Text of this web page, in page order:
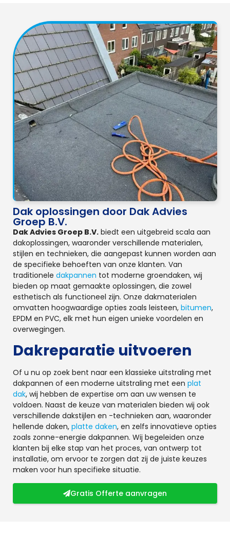
Dak oplossingen door Dak Advies
Groep B.V.
Dak Advies Groep B.V. biedt een uitgebreid scala aan
dakoplossingen, waaronder verschillende materialen,
stijlen en technieken, die aangepast kunnen worden aan
de specifieke behoeften van onze klanten. Van
traditionele dakpannen tot moderne groendaken, wij
bieden op maat gemaakte oplossingen, die zowel
esthetisch als functioneel zijn. Onze dakmaterialen
omvatten hoogwaardige opties zoals leisteen, bitumen,
EPDM en PVC, elk met hun eigen unieke voordelen en
overwegingen.
Dakreparatie uitvoeren
Of u nu op zoek bent naar een klassieke uitstraling met
dakpannen of een moderne uitstraling met een plat
dak, wij hebben de expertise om aan uw wensen te
voldoen. Naast de keuze van materialen bieden wij ook
verschillende dakstijlen en -technieken aan, waaronder
hellende daken, platte daken, en zelfs innovatieve opties
zoals zonne-energie dakpannen. Wij begeleiden onze
klanten bij elke stap van het proces, van ontwerp tot
installatie, om ervoor te zorgen dat zij de juiste keuzes
maken voor hun specifieke situatie.
Gratis Offerte aanvragen